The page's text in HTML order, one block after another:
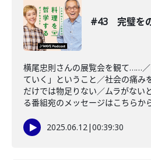
#43 完璧を
横尾忠則さんの展覧会を観て……
ていく」ということ／社会の痛み
だけでは物足りない／ムラがない
る番組宛のメッセージはこちらか
2025.06.12|00:39:30